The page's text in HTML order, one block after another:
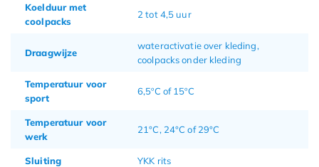
Koelduur met
coolpacks
2 tot 4,5 uur
Draagwijze
wateractivatie over kleding,
coolpacks onder kleding
Temperatuur voor
sport
6,5ºC of 15ºC
Temperatuur voor
werk
21°C, 24°C of 29°C
Sluiting YKK rits